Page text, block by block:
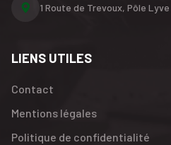
1 Route de Trevoux, Pôle Lyve
LIENS UTILES
Contact
Mentions légales
Politique de confidentialité